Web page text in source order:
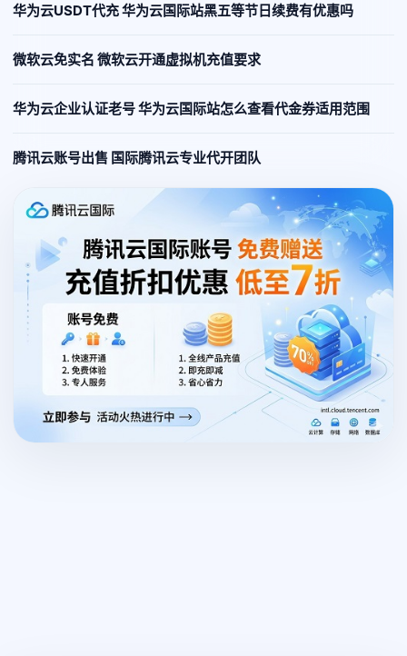
华为云USDT代充 华为云国际站黑五等节日续费有优惠吗
微软云免实名 微软云开通虚拟机充值要求
华为云企业认证老号 华为云国际站怎么查看代金券适用范围
腾讯云账号出售 国际腾讯云专业代开团队